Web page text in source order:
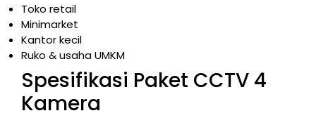
Toko retail
Minimarket
Kantor kecil
Ruko & usaha UMKM
Spesifikasi Paket CCTV 4
Kamera